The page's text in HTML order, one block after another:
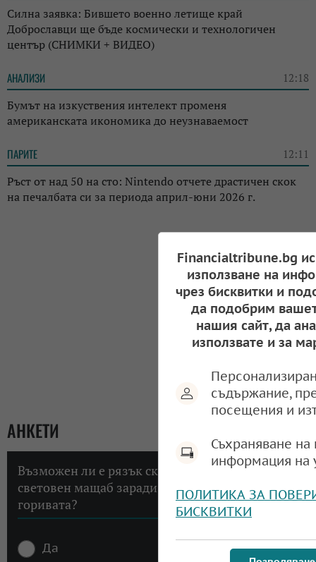
Силна заявка: Бившето военно летище край
Доброславци ще бъде космически и технологичен
център (СНИМКИ + ВИДЕО)
АНАЛИЗИ 12:18
Бумът на изкуствения интелект променя
американската икономика до неузнаваемост
ПАРИТЕ 12:11
Ръст от над 50 на сто: Nintendo отчете драстичен скок
на печалбата си за периода април-юни 2026 г.
АНКЕТИ
Възможен ли е рязък скок на инфлацията в
световен мащаб заради високите цени на
горивата?
Да
Financialtribune.bg
използване на
чрез бисквитки и
да подобрим
нашия сайт, да
използвате и за
съдържание,
посещения и
Съхраняване
информация на
ПОЛИТИКА ЗА
БИСКВИТКИ